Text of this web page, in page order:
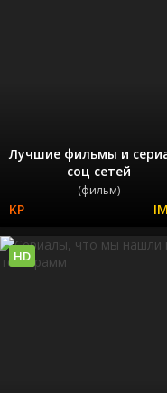
Лучшие фильмы и
соц сетей
(фильм)
HD